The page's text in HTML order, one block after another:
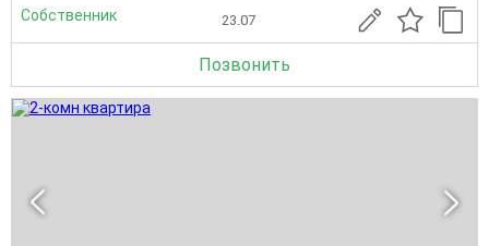
Собственник 23.07
Позвонить